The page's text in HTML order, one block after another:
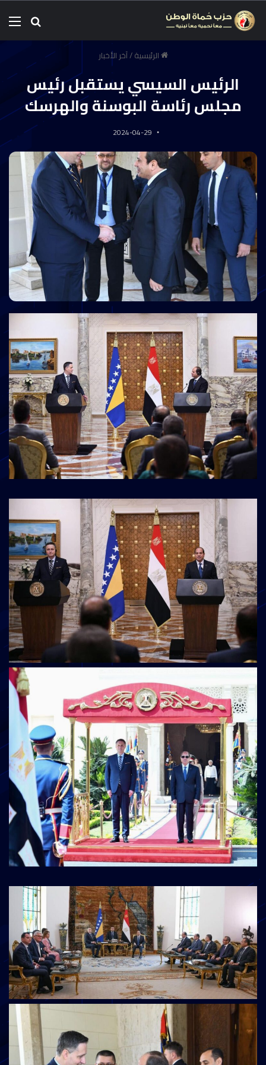
الرئيسية/آخر الأخبار
الرئيس السيسي يستقبل رئيس
مجلس رئاسة البوسنة والهرسك
2024-04-29